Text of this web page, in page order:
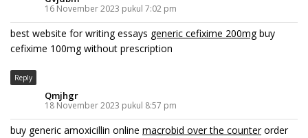
16 November 2023 pukul 7:02 pm
best website for writing essays generic cefixime 200mgbuy
cefixime 100mg without prescription
Reply
Qmjhgr
18 November 2023 pukul 8:57 pm
buy generic amoxicillin online macrobid over the counterorder